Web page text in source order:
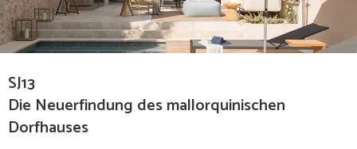
SJ13
Die Neuerfindung des mallorquinischen
Dorfhauses